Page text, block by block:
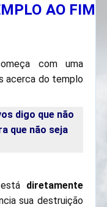
AO FIM
com uma
acerca do templo
digo que não
que não seja
diretamente
sua destruição